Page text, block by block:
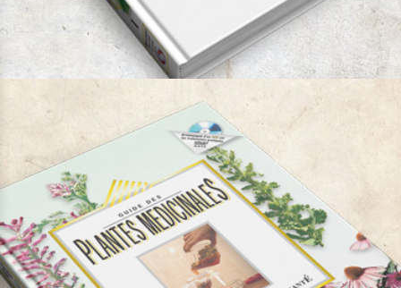
Dr. Georges Pamplona Roger
Remarquable
Bibliothèque Éducation et
Santé